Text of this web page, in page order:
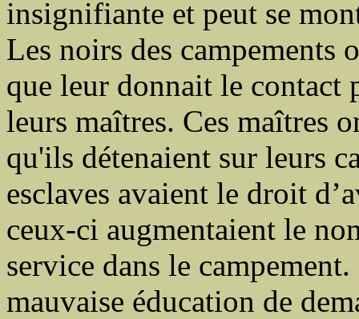
insignifiante et peut se
Les noirs des campements
que leur donnait le contact
leurs maîtres. Ces maîtres
qu'ils détenaient sur leurs
esclaves avaient le droit
ceux-ci augmentaient le
service dans le
mauvaise éducation de